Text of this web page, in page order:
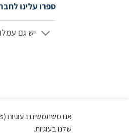
ספרו עלינו
יש גם
שלנו בעוגיות.